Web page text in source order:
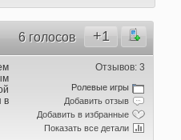
+1
6 голосов
Отзывов: 3
Ролевые игры
Добавить отзыв
Добавить в избранные
Показать все детали
в